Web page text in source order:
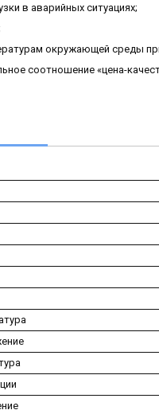
в аварийных ситуациях;
окружающей среды
соотношение «цена-